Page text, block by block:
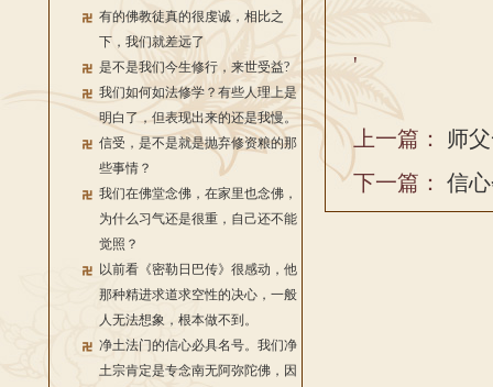
有的佛教徒真的很虔诚，相比之
下，我们就差远了
是不是我们今生修行，来世受益?
我们如何如法修学？有些人理上是
明白了，但表现出来的还是我慢。
信受，是不是就是抛弃修资粮的那
些事情？
我们在佛堂念佛，在家里也念佛，
为什么习气还是很重，自己还不能
觉照？
以前看《密勒日巴传》很感动，他
那种精进求道求空性的决心，一般
人无法想象，根本做不到。
净土法门的信心必具名号。我们净
土宗肯定是专念南无阿弥陀佛，因
'
上一篇： 师
下一篇： 信